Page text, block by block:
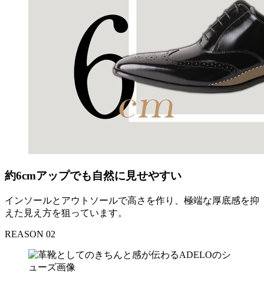
約6cmアップでも自然に見せやすい
インソールとアウトソールで高さを作り、極端な厚底感を抑
えた見え方を狙っています。
REASON 02